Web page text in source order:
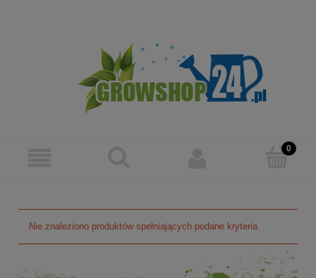
Nie znaleziono produktów spełniających podane kryteria.